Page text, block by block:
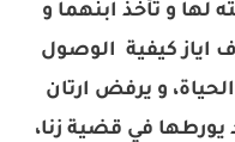
لها و تأخذ ابنهما و
اياز كيفية الوصول
و يرفض ارتان
يورطها في قضية زنا،